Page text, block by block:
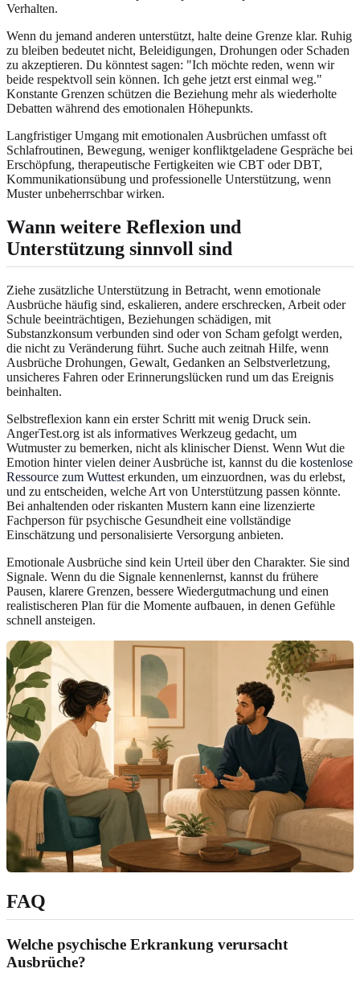
Verhalten.
Wenn du jemand anderen unterstützt, halte deine Grenze klar. Ruhig
zu bleiben bedeutet nicht, Beleidigungen, Drohungen oder Schaden
zu akzeptieren. Du könntest sagen: "Ich möchte reden, wenn wir
beide respektvoll sein können. Ich gehe jetzt erst einmal weg."
Konstante Grenzen schützen die Beziehung mehr als wiederholte
Debatten während des emotionalen Höhepunkts.
Langfristiger Umgang mit emotionalen Ausbrüchen umfasst oft
Schlafroutinen, Bewegung, weniger konfliktgeladene Gespräche bei
Erschöpfung, therapeutische Fertigkeiten wie CBT oder DBT,
Kommunikationsübung und professionelle Unterstützung, wenn
Muster unbeherrschbar wirken.
Wann weitere Reflexion und
Unterstützung sinnvoll sind
Ziehe zusätzliche Unterstützung in Betracht, wenn emotionale
Ausbrüche häufig sind, eskalieren, andere erschrecken, Arbeit oder
Schule beeinträchtigen, Beziehungen schädigen, mit
Substanzkonsum verbunden sind oder von Scham gefolgt werden,
die nicht zu Veränderung führt. Suche auch zeitnah Hilfe, wenn
Ausbrüche Drohungen, Gewalt, Gedanken an Selbstverletzung,
unsicheres Fahren oder Erinnerungslücken rund um das Ereignis
beinhalten.
Selbstreflexion kann ein erster Schritt mit wenig Druck sein.
AngerTest.org ist als informatives Werkzeug gedacht, um
Wutmuster zu bemerken, nicht als klinischer Dienst. Wenn Wut die
Emotion hinter vielen deiner Ausbrüche ist, kannst du die kostenlose
Ressource zum Wuttest erkunden, um einzuordnen, was du erlebst,
und zu entscheiden, welche Art von Unterstützung passen könnte.
Bei anhaltenden oder riskanten Mustern kann eine lizenzierte
Fachperson für psychische Gesundheit eine vollständige
Einschätzung und personalisierte Versorgung anbieten.
Emotionale Ausbrüche sind kein Urteil über den Charakter. Sie sind
Signale. Wenn du die Signale kennenlernst, kannst du frühere
Pausen, klarere Grenzen, bessere Wiedergutmachung und einen
realistischeren Plan für die Momente aufbauen, in denen Gefühle
schnell ansteigen.
FAQ
Welche psychische Erkrankung verursacht
Ausbrüche?